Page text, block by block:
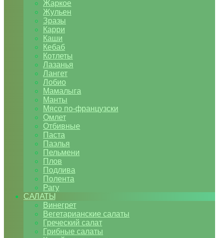
Жаркое
Жульен
Зразы
Карри
Каши
Кебаб
Котлеты
Лазанья
Лангет
Лобио
Мамалыга
Манты
Мясо по-французски
Омлет
Отбивные
Паста
Паэлья
Пельмени
Плов
Подлива
Полента
Рагу
САЛАТЫ
Винегрет
Вегетарианские салаты
Греческий салат
Грибные салаты